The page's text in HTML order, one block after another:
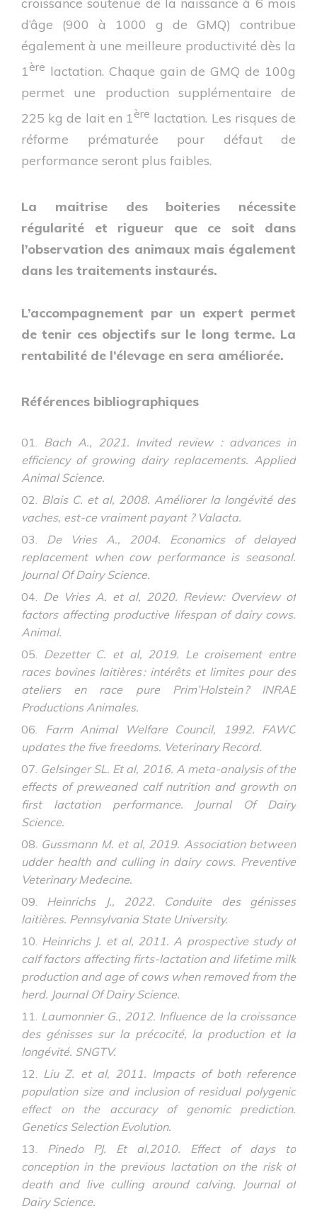
d’âge (900 à 1000 g de GMQ) contribue
également à une meilleure productivité dès la
1ère lactation. Chaque gain de GMQ de 100g
permet une production supplémentaire de
225 kg de lait en 1ère lactation. Les risques de
réforme prématurée pour défaut de
performance seront plus faibles.
La maitrise des boiteries nécessite
régularité et rigueur que ce soit dans
l’observation des animaux mais également
dans les traitements instaurés.
L’accompagnement par un expert permet
de tenir ces objectifs sur le long terme. La
rentabilité de l’élevage en sera améliorée.
Références bibliographiques
Bach A., 2021. Invited review : advances in
efficiency of growing dairy replacements. Applied
Animal Science.
Blais C. et al, 2008. Améliorer la longévité des
vaches, est-ce vraiment payant ? Valacta.
De Vries A., 2004. Economics of delayed
replacement when cow performance is seasonal.
Journal Of Dairy Science.
De Vries A. et al, 2020. Review: Overview of
factors affecting productive lifespan of dairy cows.
Animal.
Dezetter C. et al, 2019. Le croisement entre
races bovines laitières : intérêts et limites pour des
ateliers en race pure Prim’Holstein ? INRAE
Productions Animales.
Farm Animal Welfare Council, 1992. FAWC
updates the five freedoms. Veterinary Record.
Gelsinger SL. Et al, 2016. A meta-analysis of the
effects of preweaned calf nutrition and growth on
first lactation performance. Journal Of Dairy
Science.
Gussmann M. et al, 2019. Association between
udder health and culling in dairy cows. Preventive
Veterinary Medecine.
Heinrichs J., 2022. Conduite des génisses
laitières. Pennsylvania State University.
Heinrichs J. et al, 2011. A prospective study of
calf factors affecting firts-lactation and lifetime milk
production and age of cows when removed from the
herd. Journal Of Dairy Science.
Laumonnier G., 2012. Influence de la croissance
des génisses sur la précocité, la production et la
longévité. SNGTV.
Liu Z. et al, 2011. Impacts of both reference
population size and inclusion of residual polygenic
effect on the accuracy of genomic prediction.
Genetics Selection Evolution.
Pinedo PJ. Et al,2010. Effect of days to
conception in the previous lactation on the risk of
death and live culling around calving. Journal of
Dairy Science.